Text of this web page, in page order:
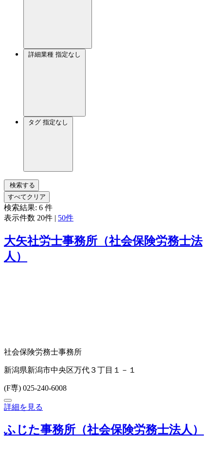
詳細業種 指定なし
タグ 指定なし
検索する
すべてクリア
検索結果: 6 件
表示件数 20件 | 50件
大矢社労士事務所（社会保険労務士法
人）
社会保険労務士事務所
新潟県新潟市中央区万代３丁目１－１
(F専) 025-240-6008
詳細を見る
ふじた事務所（社会保険労務士法人）